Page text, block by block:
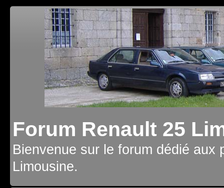
Forum Renault 25
Bienvenue sur le forum dédié aux
Limousine.